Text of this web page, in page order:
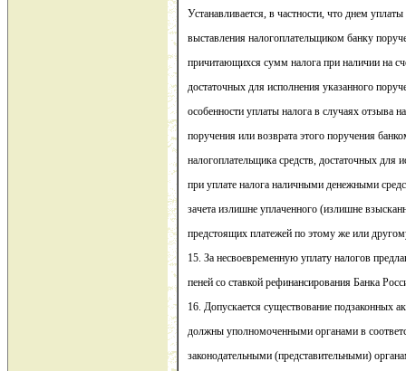
Устанавливается, в частности, что днем уплаты
выставления налогоплательщиком банку
причитающихся сумм налога при наличии на
достаточных для исполнения указанного
особенности уплаты налога в случаях отзыва
поручения или возврата этого поручения
налогоплательщика средств, достаточных для
при уплате налога наличными денежными
зачета излишне уплаченного (излишне
предстоящих платежей по этому же или
15. За несвоевременную уплату налогов
пеней со ставкой рефинансирования Банка
16. Допускается существование подзаконных
должны уполномоченными органами в
законодательными (представительными)